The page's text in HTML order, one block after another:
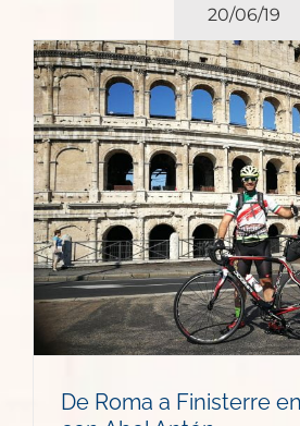
20/06/19
De Roma a Finisterre